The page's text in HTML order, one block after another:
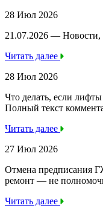
28 Июл 2026
21.07.2026 —
Читать далее
28 Июл 2026
Что делать, если
Полный текст
Читать далее
27 Июл 2026
Отмена предписания
ремонт — не
Читать далее